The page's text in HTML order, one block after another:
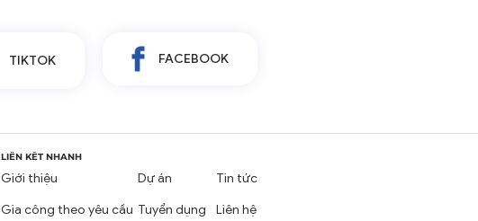
TIKTOK FACEBOOK
LIÊN KẾT NHANH
Giới thiệu
Gia công theo yêu cầu
Dự án
Tuyển dụng
Tin tức
Liên hệ